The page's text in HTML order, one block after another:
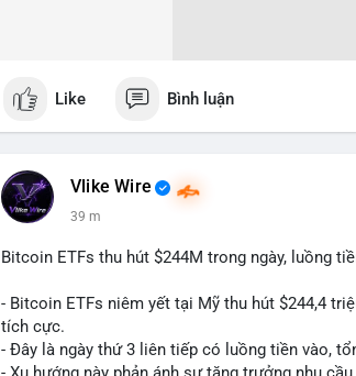
Like Bình luận
Vlike Wire
39 m
Bitcoin ETFs thu hút $244M trong ngày, luồng
- Bitcoin ETFs niêm yết tại Mỹ thu hút $244,4
tích cực.
- Đây là ngày thứ 3 liên tiếp có luồng tiền vào,